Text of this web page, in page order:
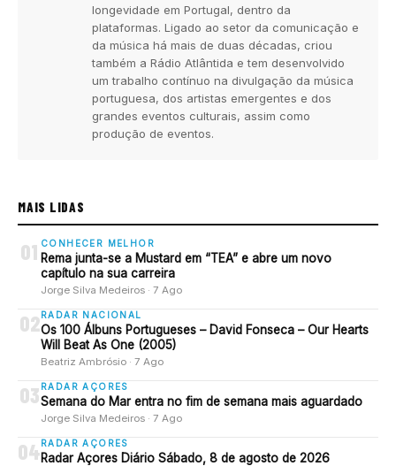
longevidade em Portugal, dentro da
plataformas. Ligado ao setor da comunicação e
da música há mais de duas décadas, criou
também a Rádio Atlântida e tem desenvolvido
um trabalho contínuo na divulgação da música
portuguesa, dos artistas emergentes e dos
grandes eventos culturais, assim como
produção de eventos.
MAIS LIDAS
01 CONHECER MELHOR
Rema junta-se a Mustard em “TEA” e abre um novo
capítulo na sua carreira
Jorge Silva Medeiros · 7 Ago
02 RADAR NACIONAL
Os 100 Álbuns Portugueses – David Fonseca – Our Hearts
Will Beat As One (2005)
Beatriz Ambrósio · 7 Ago
03 RADAR AÇORES
Semana do Mar entra no fim de semana mais aguardado
Jorge Silva Medeiros · 7 Ago
04RADAR AÇORES
Radar Açores Diário Sábado, 8 de agosto de 2026